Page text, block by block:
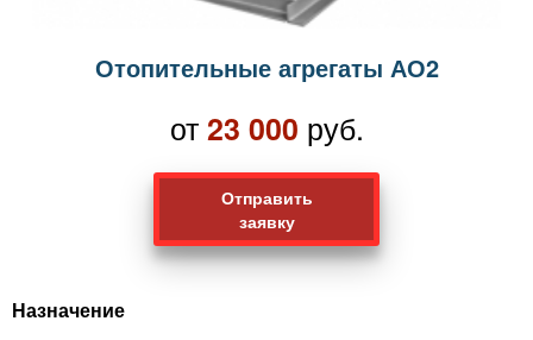
Отопительные агрегаты АО2
от23 000 руб.
Отправить
заявку
Назначение